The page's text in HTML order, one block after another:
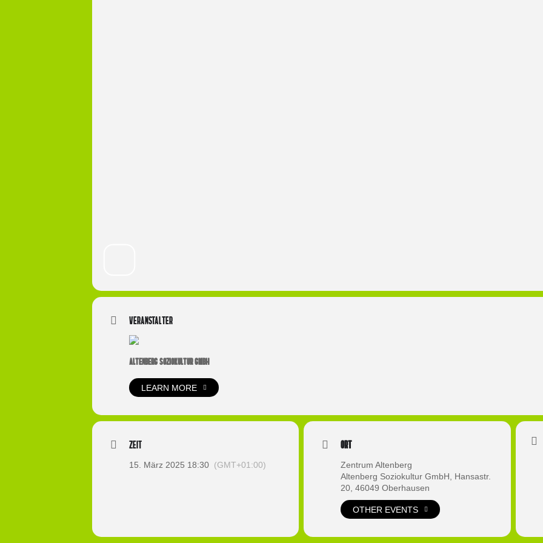
Veranstalter
ALTENBERG SOZIOKULTUR GMBH
LEARN MORE
Zeit
15. März 2025 18:30 (GMT+01:00)
Ort
Zentrum Altenberg
Altenberg Soziokultur GmbH, Hansastr.
20, 46049 Oberhausen
OTHER EVENTS